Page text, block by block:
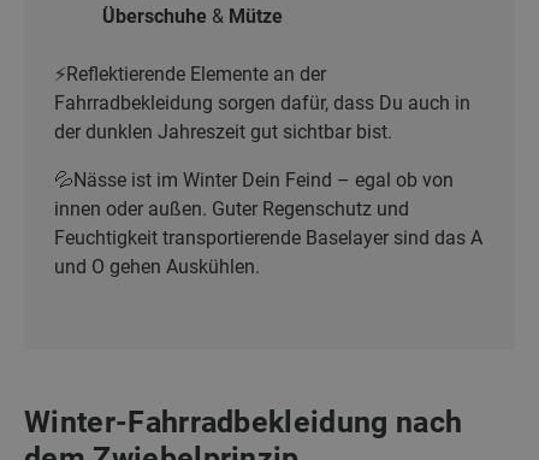
Überschuhe & Mütze
⚡Reflektierende Elemente an der
Fahrradbekleidung sorgen dafür, dass Du auch in
der dunklen Jahreszeit gut sichtbar bist.
💦Nässe ist im Winter Dein Feind – egal ob von
innen oder außen. Guter Regenschutz und
Feuchtigkeit transportierende Baselayer sind das A
und O gehen Auskühlen.
Winter-Fahrradbekleidung nach